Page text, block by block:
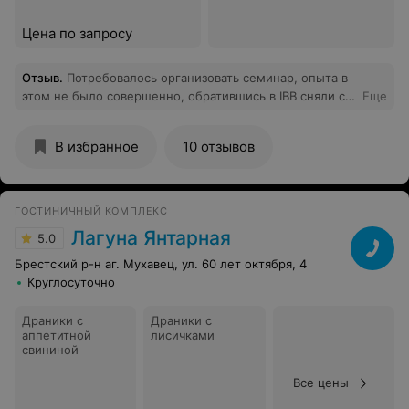
Цена по запросу
Отзыв. Потребовалось организовать семинар, опыта в
этом не было совершенно, обратившись в IBB сняли с
Еще
В избранное 10 отзывов
ГОСТИНИЧНЫЙ КОМПЛЕКС
5.0 Лагуна Янтарная
Брестский р-н аг. Мухавец, ул. 60 лет октября, 4
Круглосуточно
Драники с
аппетитной
свининой
Драники с
лисичками
Все цены